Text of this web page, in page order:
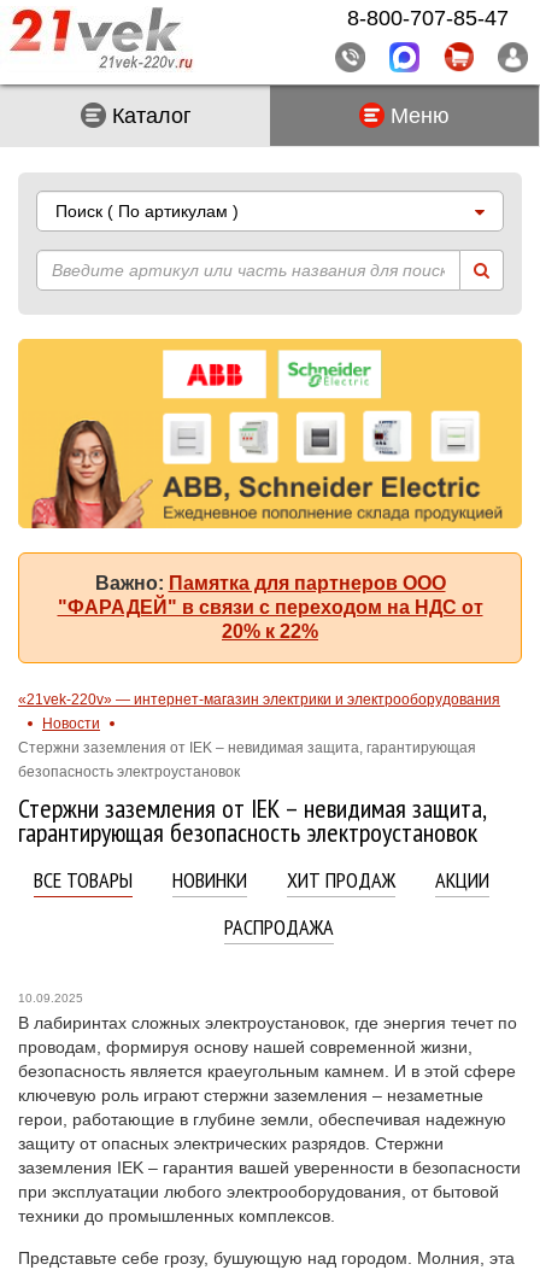
Каталог Меню
Поиск ( По артикулам )
Важно: Памятка для партнеров ООО
"ФАРАДЕЙ" в связи с переходом на НДС от
20% к 22%
«21vek-220v» — интернет-магазин электрики и электрооборудования
Новости
Стержни заземления от IEK – невидимая защита, гарантирующая
безопасность электроустановок
Стержни заземления от IEK – невидимая защита,
гарантирующая безопасность электроустановок
ВСЕ ТОВАРЫ НОВИНКИ ХИТ ПРОДАЖ
АКЦИИ
РАСПРОДАЖА
10.09.2025
В лабиринтах сложных электроустановок, где энергия течет по
проводам, формируя основу нашей современной жизни,
безопасность является краеугольным камнем. И в этой сфере
ключевую роль играют стержни заземления – незаметные
герои, работающие в глубине земли, обеспечивая надежную
защиту от опасных электрических разрядов. Стержни
заземления IEK – гарантия вашей уверенности в безопасности
при эксплуатации любого электрооборудования, от бытовой
техники до промышленных комплексов.
Представьте себе грозу, бушующую над городом. Молния, эта
8-800-707-85-47